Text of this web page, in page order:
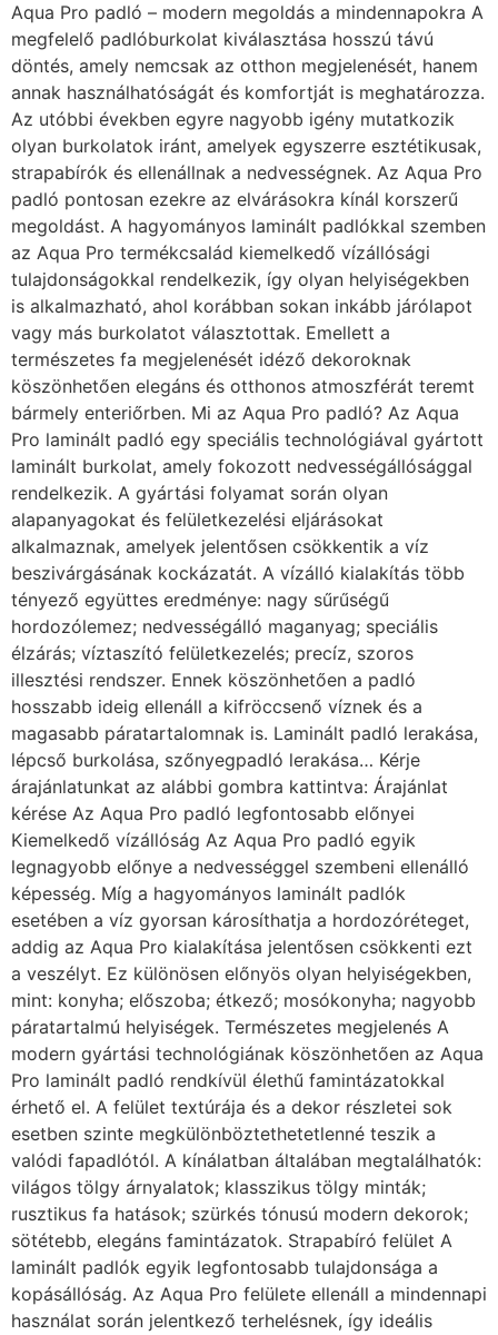
Aqua Pro padló – modern megoldás a mindennapokra A
megfelelő padlóburkolat kiválasztása hosszú távú
döntés, amely nemcsak az otthon megjelenését, hanem
annak használhatóságát és komfortját is meghatározza.
Az utóbbi években egyre nagyobb igény mutatkozik
olyan burkolatok iránt, amelyek egyszerre esztétikusak,
strapabírók és ellenállnak a nedvességnek. Az Aqua Pro
padló pontosan ezekre az elvárásokra kínál korszerű
megoldást. A hagyományos laminált padlókkal szemben
az Aqua Pro termékcsalád kiemelkedő vízállósági
tulajdonságokkal rendelkezik, így olyan helyiségekben
is alkalmazható, ahol korábban sokan inkább járólapot
vagy más burkolatot választottak. Emellett a
természetes fa megjelenését idéző dekoroknak
köszönhetően elegáns és otthonos atmoszférát teremt
bármely enteriőrben. Mi az Aqua Pro padló? Az Aqua
Pro laminált padló egy speciális technológiával gyártott
laminált burkolat, amely fokozott nedvességállósággal
rendelkezik. A gyártási folyamat során olyan
alapanyagokat és felületkezelési eljárásokat
alkalmaznak, amelyek jelentősen csökkentik a víz
beszivárgásának kockázatát. A vízálló kialakítás több
tényező együttes eredménye: nagy sűrűségű
hordozólemez; nedvességálló maganyag; speciális
élzárás; víztaszító felületkezelés; precíz, szoros
illesztési rendszer. Ennek köszönhetően a padló
hosszabb ideig ellenáll a kifröccsenő víznek és a
magasabb páratartalomnak is. Laminált padló lerakása,
lépcső burkolása, szőnyegpadló lerakása… Kérje
árajánlatunkat az alábbi gombra kattintva: Árajánlat
kérése Az Aqua Pro padló legfontosabb előnyei
Kiemelkedő vízállóság Az Aqua Pro padló egyik
legnagyobb előnye a nedvességgel szembeni ellenálló
képesség. Míg a hagyományos laminált padlók
esetében a víz gyorsan károsíthatja a hordozóréteget,
addig az Aqua Pro kialakítása jelentősen csökkenti ezt
a veszélyt. Ez különösen előnyös olyan helyiségekben,
mint: konyha; előszoba; étkező; mosókonyha; nagyobb
páratartalmú helyiségek. Természetes megjelenés A
modern gyártási technológiának köszönhetően az Aqua
Pro laminált padló rendkívül élethű famintázatokkal
érhető el. A felület textúrája és a dekor részletei sok
esetben szinte megkülönböztethetetlenné teszik a
valódi fapadlótól. A kínálatban általában megtalálhatók:
világos tölgy árnyalatok; klasszikus tölgy minták;
rusztikus fa hatások; szürkés tónusú modern dekorok;
sötétebb, elegáns famintázatok. Strapabíró felület A
laminált padlók egyik legfontosabb tulajdonsága a
kopásállóság. Az Aqua Pro felülete ellenáll a mindennapi
használat során jelentkező terhelésnek, így ideális